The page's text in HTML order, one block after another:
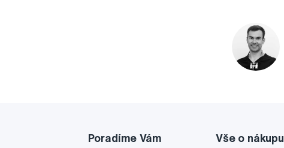
Poradíme Vám Vše o nákupu